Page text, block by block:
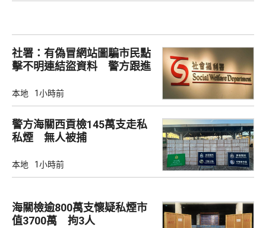
社署：有偽冒網站圖騙市民點
擊不明連結盜資料 警方跟進
本地 1小時前
警方海關西貢檢145萬支走私
私煙 無人被捕
本地 1小時前
海關檢逾800萬支懷疑私煙市
值3700萬 拘3人